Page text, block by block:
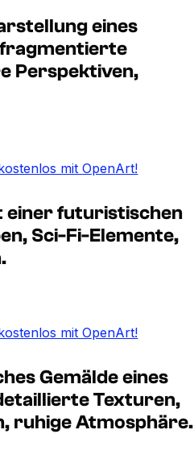
eines
Perspektiven,
mit OpenArt!
einer futuristischen
Sci-Fi-Elemente,
mit OpenArt!
Gemälde eines
Texturen,
ruhige Atmosphäre.